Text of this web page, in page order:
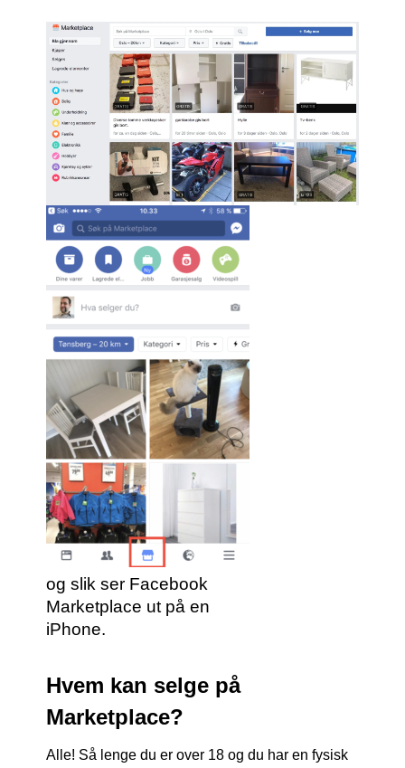
og slik ser Facebook
Marketplace ut på en
iPhone.
Hvem kan selge på
Marketplace?
Alle! Så lenge du er over 18 og du har en fysisk